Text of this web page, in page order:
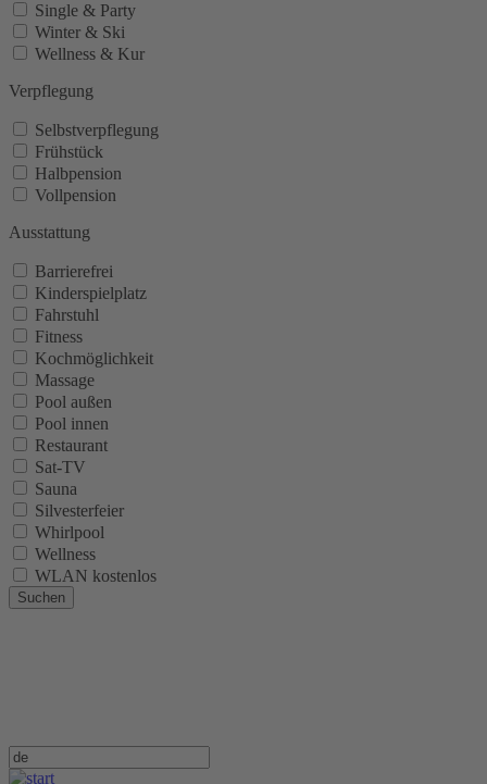
Single & Party
Winter & Ski
Wellness & Kur
Verpflegung
Selbstverpflegung
Frühstück
Halbpension
Vollpension
Ausstattung
Barrierefrei
Kinderspielplatz
Fahrstuhl
Fitness
Kochmöglichkeit
Massage
Pool außen
Pool innen
Restaurant
Sat-TV
Sauna
Silvesterfeier
Whirlpool
Wellness
WLAN kostenlos
Suchen